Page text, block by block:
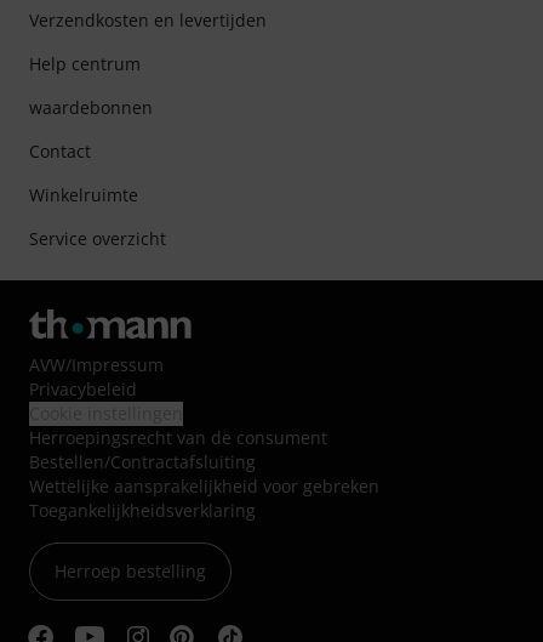
Verzendkosten en levertijden
Help centrum
waardebonnen
Contact
Winkelruimte
Service overzicht
AVW/Impressum
Privacybeleid
Herroepingsrecht van de consument
Bestellen/Contractafsluiting
Wettelijke aansprakelijkheid voor gebreken
Toegankelijkheidsverklaring
Herroep bestelling